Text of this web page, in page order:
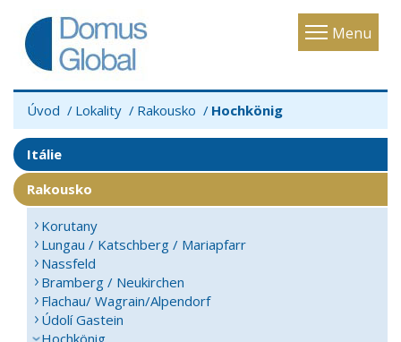
Menu
Toggle
Úvod Lokality Rakousko Hochkönig
Itálie
Rakousko
Korutany
Lungau / Katschberg / Mariapfarr
Nassfeld
Bramberg / Neukirchen
Flachau/ Wagrain/Alpendorf
Údolí Gastein
Hochkönig